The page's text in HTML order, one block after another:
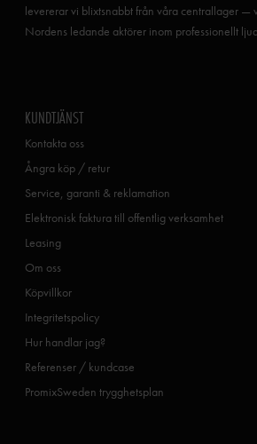
levererar vi blixtsnabbt från våra centrallager —
Nordens ledande aktörer inom professionellt
KUNDTJÄNST
Kontakta oss
Ångra köp / retur
Service, garanti & reklamation
Elektronisk faktura till offentlig verksamhet
Leasing
Om oss
Köpvillkor
Integritetspolicy
Hur handlar jag?
Referenser / kundcase
PromixSweden trygghetsplan